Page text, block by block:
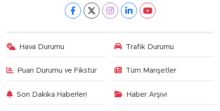
Hava Durumu Trafik Durumu
Puan Durumu ve Fikstür Tüm Manşetler
Son Dakika Haberleri Haber Arşivi